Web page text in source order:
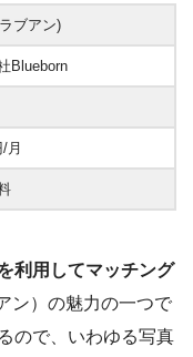
ブアン)
Blueborn
月
利用してマッチング
ン）の魅力の一つで
ので、いわゆる写真